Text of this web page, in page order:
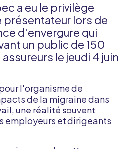
a eu le privilège
présentateur lors de
d'envergure qui
un public de 150
le jeudi 4 juin
l'organisme de
de la migraine dans
une réalité souvent
employeurs et dirigeants